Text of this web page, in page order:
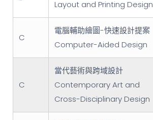
Layout and Printing Design
C
電腦輔助繪圖-快速設計提案
Computer-Aided Design
C
當代藝術與跨域設計
Contemporary Art and
Cross-Disciplinary Design